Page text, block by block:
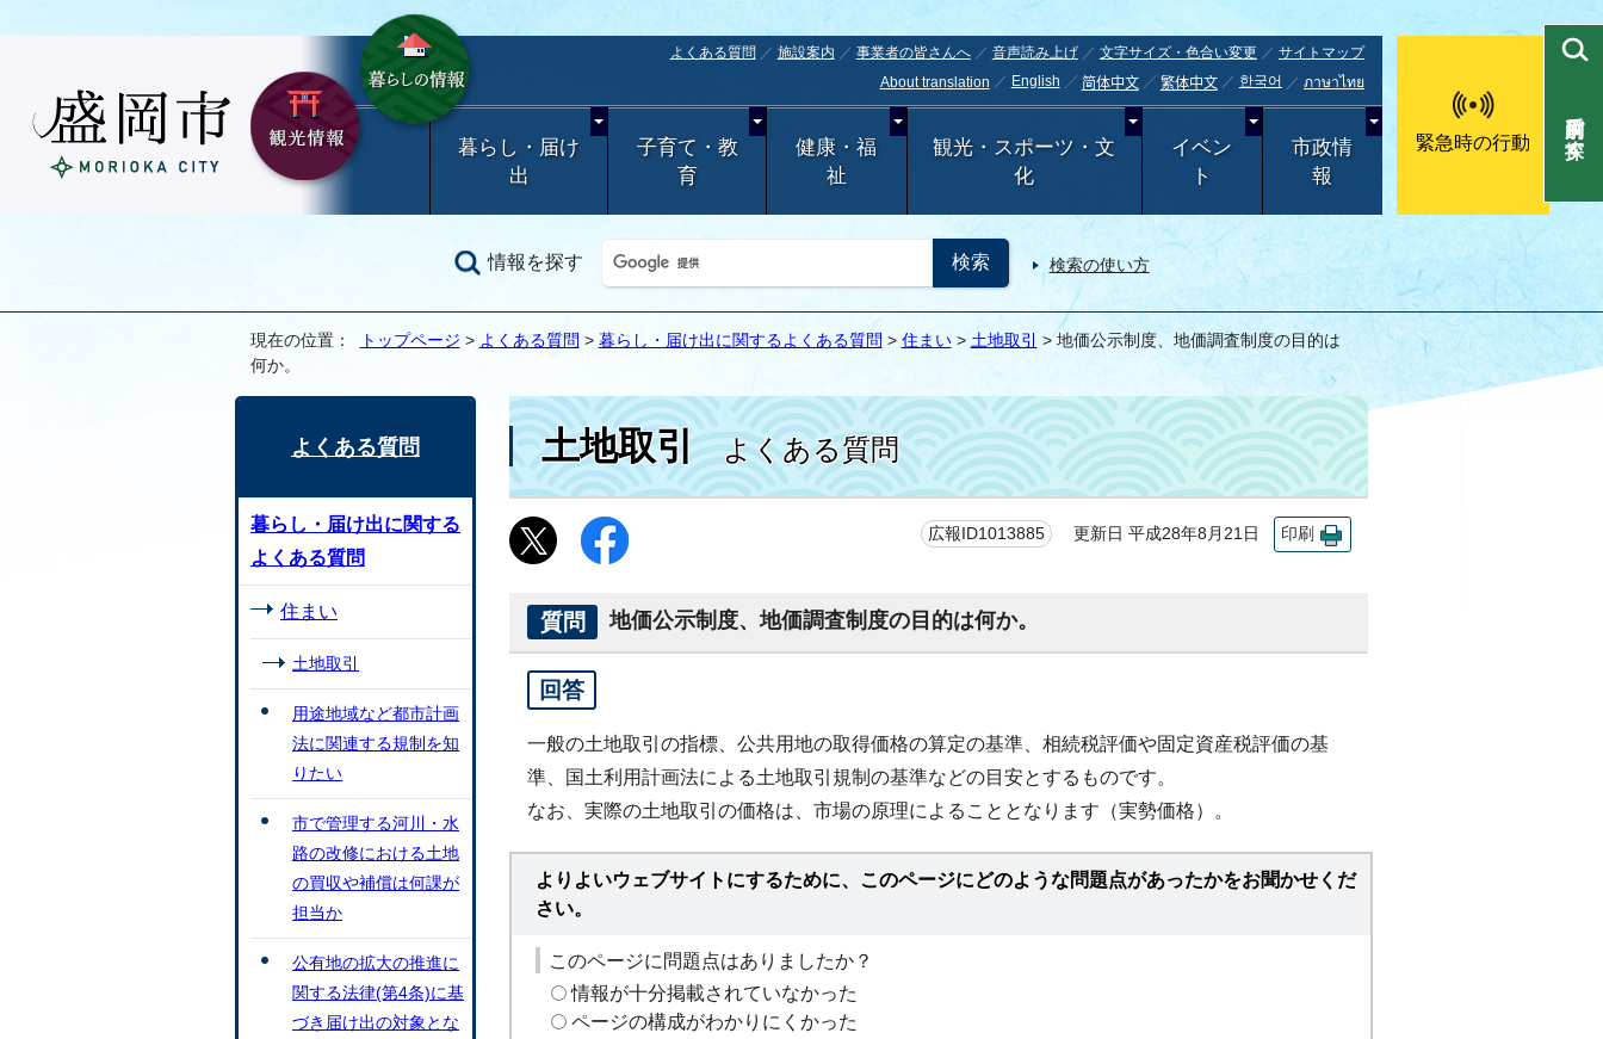
よくある質問 施設案内 事業者の皆さんへ 音声読み上げ 文字サイズ・色合い変更
サイトマップ
About translation
English 简体中文 繁体中文 한국어 ภาษาไทย
暮らし・届け
出
子育て・教
育
健康・福
祉
観光・スポーツ・文
化
イベン
ト
市政情
報
緊急時の行動
情報を探す 検索の使い方
目的別で探す
現在の位置： トップページ > よくある質問 > 暮らし・届け出に関するよくある質問 > 住まい> 土地取引
> 地価公示制度、地価調査制度の目的は
何か。
土地取引 よくある質問
広報ID1013885 更新日 平成28年8月21日 印刷
質問 地価公示制度、地価調査制度の目的は何か。
回答
一般の土地取引の指標、公共用地の取得価格の算定の基準、相続税評価や固定資産税評価の基
準、国土利用計画法による土地取引規制の基準などの目安とするものです。
なお、実際の土地取引の価格は、市場の原理によることとなります（実勢価格）。
よりよいウェブサイトにするために、このページにどのような問題点があったかをお聞かせくだ
さい。
このページに問題点はありましたか？
情報が十分掲載されていなかった
ページの構成がわかりにくかった
よくある質問
暮らし・届け出に関する
よくある質問
住まい
土地取引
用途地域など都市計画
法に関連する規制を知
りたい
市で管理する河川・水
路の改修における土地
の買収や補償は何課が
担当か
公有地の拡大の推進に
関する法律(第4条)に基
づき届け出の対象とな